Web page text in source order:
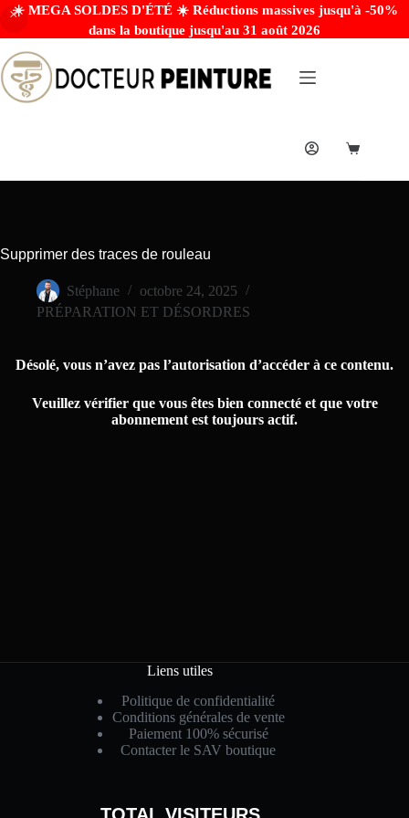
☀️ MEGA SOLDES D'ÉTÉ ☀️ Réductions massives jusqu'à -50%
dans la boutique jusqu'au 31 août 2026
Supprimer des traces de rouleau
Stéphane
octobre 24, 2025
PRÉPARATION ET DÉSORDRES
Désolé, vous n’avez pas l’autorisation d’accéder à ce contenu.
Veuillez vérifier que vous êtes bien connecté et que votre
abonnement est toujours actif.
Liens utiles
Politique de confidentialité
Conditions générales de vente
Paiement 100% sécurisé
Contacter le SAV boutique